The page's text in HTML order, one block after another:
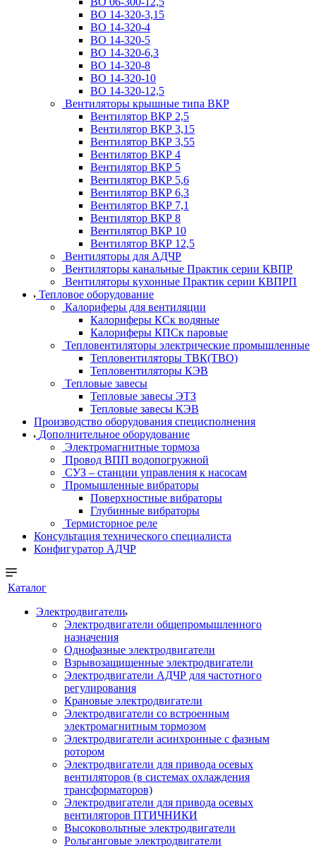
ВО 14-320-3,15
ВО 14-320-4
ВО 14-320-5
ВО 14-320-6,3
ВО 14-320-8
ВО 14-320-10
ВО 14-320-12,5
Вентиляторы крышные типа ВКР
Вентилятор ВКР 2,5
Вентилятор ВКР 3,15
Вентилятор ВКР 3,55
Вентилятор ВКР 4
Вентилятор ВКР 5
Вентилятор ВКР 5,6
Вентилятор ВКР 6,3
Вентилятор ВКР 7,1
Вентилятор ВКР 8
Вентилятор ВКР 10
Вентилятор ВКР 12,5
Вентиляторы для АДЧР
Вентиляторы канальные Практик серии КВПР
Вентиляторы кухонные Практик серии КВПРП
Тепловое оборудование
Калориферы для вентиляции
Калориферы КСк водяные
Калориферы КПСк паровые
Тепловентиляторы электрические промышленные
Тепловентиляторы ТВК(ТВО)
Тепловентиляторы КЭВ
Тепловые завесы
Тепловые завесы ЭТЗ
Тепловые завесы КЭВ
Производство оборудования специсполнения
Дополнительное оборудование
Электромагнитные тормоза
Провод ВПП водопогружной
СУЗ – станции управления к насосам
Промышленные вибраторы
Поверхностные вибраторы
Глубинные вибраторы
Термисторное реле
Консультация технического специалиста
Конфигуратор АДЧР
Каталог
Электродвигатели
Электродвигатели общепромышленного
назначения
Однофазные электродвигатели
Взрывозащищенные электродвигатели
Электродвигатели АДЧР для частотного
регулирования
Крановые электродвигатели
Электродвигатели со встроенным
электромагнитным тормозом
Электродвигатели асинхронные с фазным
ротором
Электродвигатели для привода осевых
вентиляторов (в системах охлаждения
трансформаторов)
Электродвигатели для привода осевых
вентиляторов ПТИЧНИКИ
Высоковольтные электродвигатели
Рольганговые электродвигатели